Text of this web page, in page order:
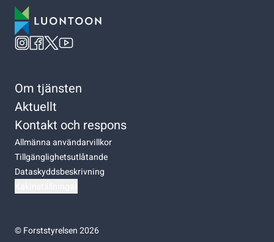
Om tjänsten
Aktuellt
Kontakt och respons
Allmänna användarvillkor
Tillgänglighetsutlåtande
Dataskyddsbeskrivning
©Forststyrelsen 2026